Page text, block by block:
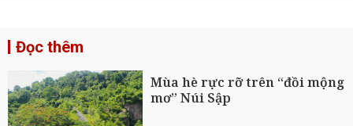
Đọc thêm
Mùa hè rực rỡ trên “đồi mộng
mơ” Núi Sập